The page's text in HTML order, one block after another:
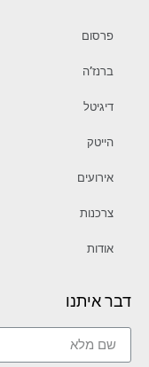
פרסום
ברנז’ה
דיגיטל
הייטק
אירועים
צרכנות
אודות
דבר איתנו